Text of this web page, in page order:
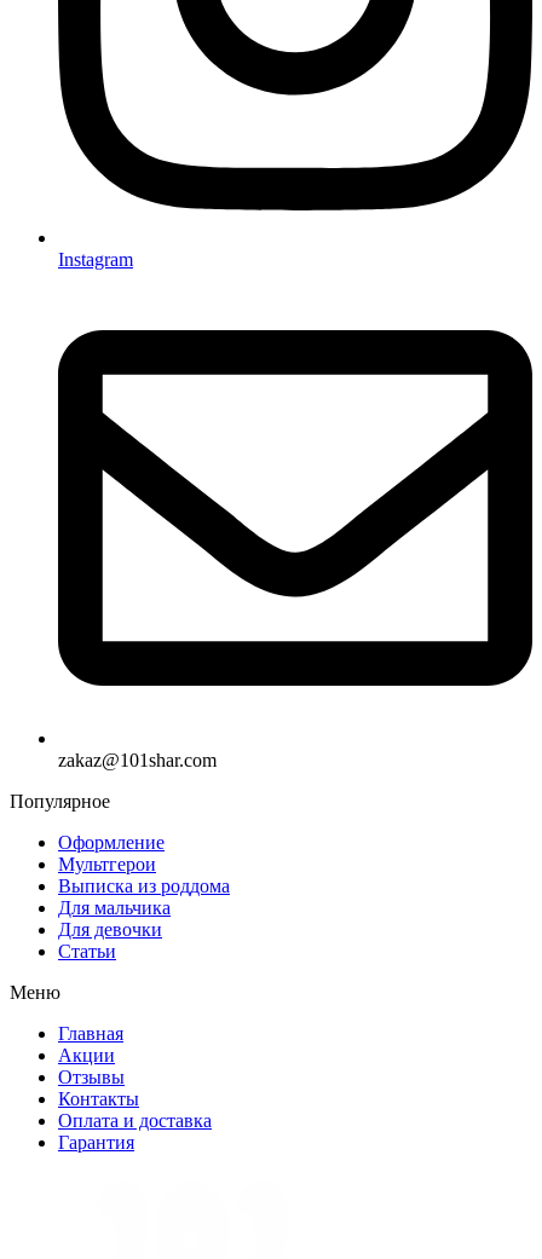
Instagram
zakaz@101shar.com
Популярное
Оформление
Мультгерои
Выписка из роддома
Для мальчика
Для девочки
Статьи
Меню
Главная
Акции
Отзывы
Контакты
Оплата и доставка
Гарантия